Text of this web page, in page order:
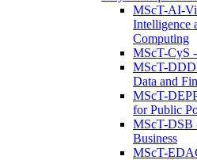
MScT-AI-
Intelligence
Computing
MScT-CyS
MScT-
Data and
MScT-
for Public
MScT-DSB
Business
MScT-